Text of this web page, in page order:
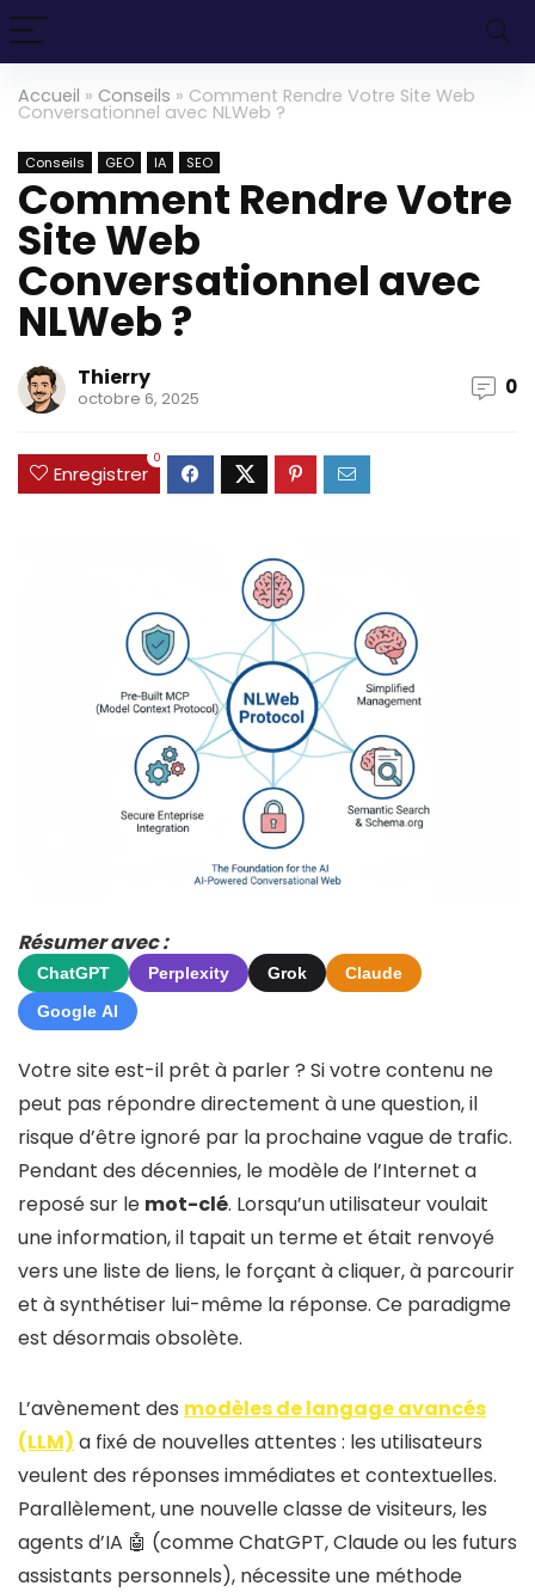
Accueil » Conseils » Comment Rendre Votre Site Web
Conversationnel avec NLWeb ?
Conseils GEO IA SEO
Comment Rendre Votre
Site Web
Conversationnel avec
NLWeb ?
Thierry
octobre 6, 2025 0
Enregistrer
0
Résumer avec :
ChatGPT Perplexity Grok
Claude
Google AI
Votre site est-il prêt à parler ? Si votre contenu ne
peut pas répondre directement à une question, il
risque d’être ignoré par la prochaine vague de trafic.
Pendant des décennies, le modèle de l’Internet a
reposé sur le mot-clé. Lorsqu’un utilisateur voulait
une information, il tapait un terme et était renvoyé
vers une liste de liens, le forçant à cliquer, à parcourir
et à synthétiser lui-même la réponse. Ce paradigme
est désormais obsolète.
L’avènement des modèles de langage avancés
(LLM) a fixé de nouvelles attentes : les utilisateurs
veulent des réponses immédiates et contextuelles.
Parallèlement, une nouvelle classe de visiteurs, les
agents d’IA 🤖 (comme ChatGPT, Claude ou les futurs
assistants personnels), nécessite une méthode